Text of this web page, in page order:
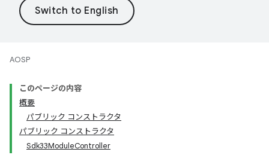
AOSP
このページの内容
概要
パブリック コンストラクタ
パブリック コンストラクタ
Sdk33ModuleController